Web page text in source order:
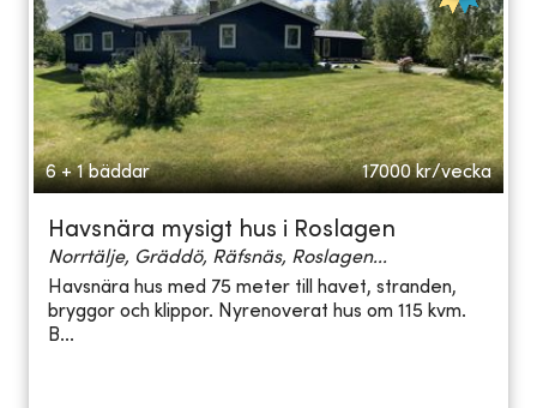
6 + 1 bäddar 17000 kr/vecka
Havsnära mysigt hus i Roslagen
Norrtälje, Gräddö, Räfsnäs, Roslagen...
Havsnära hus med 75 meter till havet, stranden,
bryggor och klippor. Nyrenoverat hus om 115 kvm.
B...